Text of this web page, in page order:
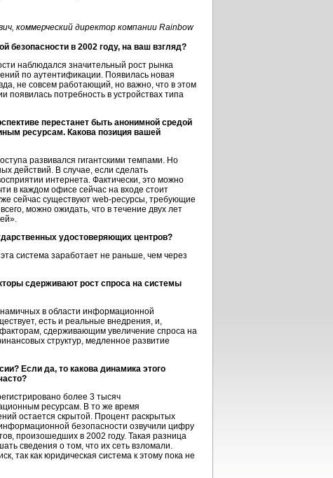
коммерческий директор компании Rainbow
в 2002 году, на ваш взгляд?
наблюдался значительный рост рынка
по аутентификации. Появилась новая
не совсем работающий, но важно, что в этом
потребность в устройствах типа
перестанет быть анонимной средой
ресурсам. Какова позиция вашей
развивался гигантскими темпами. Но
действий. В случае, если сделать
интернета. Фактически, это можно
в каждом офисе сейчас на входе стоит
сейчас существуют web-ресурсы, требующие
можно ожидать, что в течение двух лет
удостоверяющих центров?
система заработает не раньше, чем через
сдерживают рост спроса на системы
в области информационной
есть и реальные внедрения, и,
сдерживающим увеличение спроса на
структур, медленное развитие
Если да, то какова динамика этого
более 3 тысяч
ресурсам. В то же время
остается скрытой. Процент раскрытых
безопасности озвучили цифру
произошедших в 2002 году. Такая разница
сведения о том, что их сеть взломали.
так как юридическая система к этому пока не